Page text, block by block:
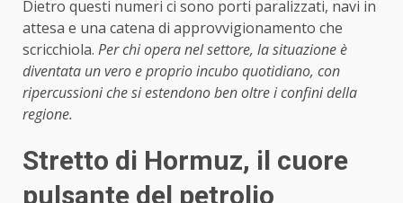
Dietro questi numeri ci sono porti paralizzati, navi in
attesa e una catena di approvvigionamento che
scricchiola. Per chi opera nel settore, la situazione è
diventata un vero e proprio incubo quotidiano, con
ripercussioni che si estendono ben oltre i confini della
regione.
Stretto di Hormuz, il cuore
pulsante del petrolio